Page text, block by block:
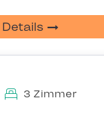
Details
3 Zimmer